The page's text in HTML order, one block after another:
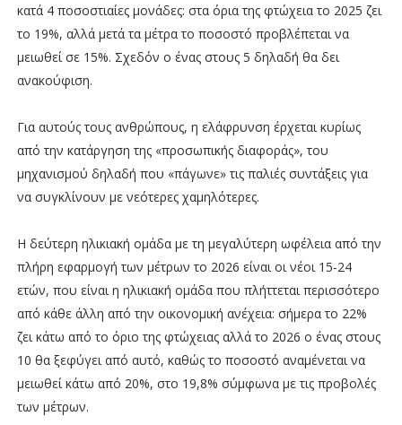
κατά 4 ποσοστιαίες μονάδες: στα όρια της φτώχεια το 2025 ζει
το 19%, αλλά μετά τα μέτρα το ποσοστό προβλέπεται να
μειωθεί σε 15%. Σχεδόν ο ένας στους 5 δηλαδή θα δει
ανακούφιση.
Για αυτούς τους ανθρώπους, η ελάφρυνση έρχεται κυρίως
από την κατάργηση της «προσωπικής διαφοράς», του
μηχανισμού δηλαδή που «πάγωνε» τις παλιές συντάξεις για
να συγκλίνουν με νεότερες χαμηλότερες.
Η δεύτερη ηλικιακή ομάδα με τη μεγαλύτερη ωφέλεια από την
πλήρη εφαρμογή των μέτρων το 2026 είναι οι νέοι 15-24
ετών, που είναι η ηλικιακή ομάδα που πλήττεται περισσότερο
από κάθε άλλη από την οικονομική ανέχεια: σήμερα το 22%
ζει κάτω από το όριο της φτώχειας αλλά το 2026 ο ένας στους
10 θα ξεφύγει από αυτό, καθώς το ποσοστό αναμένεται να
μειωθεί κάτω από 20%, στο 19,8% σύμφωνα με τις προβολές
των μέτρων.